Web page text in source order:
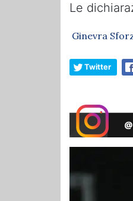
Le
Ginevra
Twitter